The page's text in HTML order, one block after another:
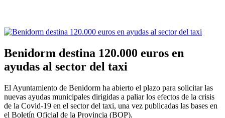
Benidorm destina 120.000 euros en
ayudas al sector del taxi
El Ayuntamiento de Benidorm ha abierto el plazo para solicitar las
nuevas ayudas municipales dirigidas a paliar los efectos de la crisis
de la Covid-19 en el sector del taxi, una vez publicadas las bases en
el Boletín Oficial de la Provincia (BOP).